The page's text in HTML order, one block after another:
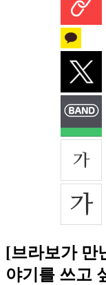
[브라보가 만
야기를 쓰고